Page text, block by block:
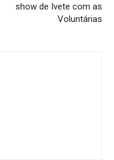
show de Ivete com as
Voluntárias